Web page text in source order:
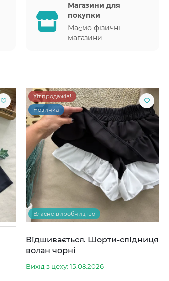
Магазини для
покупки
Маємо фізичні
магазини
Хіт продажів!
Новинка
Власне виробництво
Відшивається. Шорти-спідниця
волан чорні
Вихід з цеху: 15.08.2026